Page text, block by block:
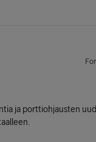
ja porttiohjausten